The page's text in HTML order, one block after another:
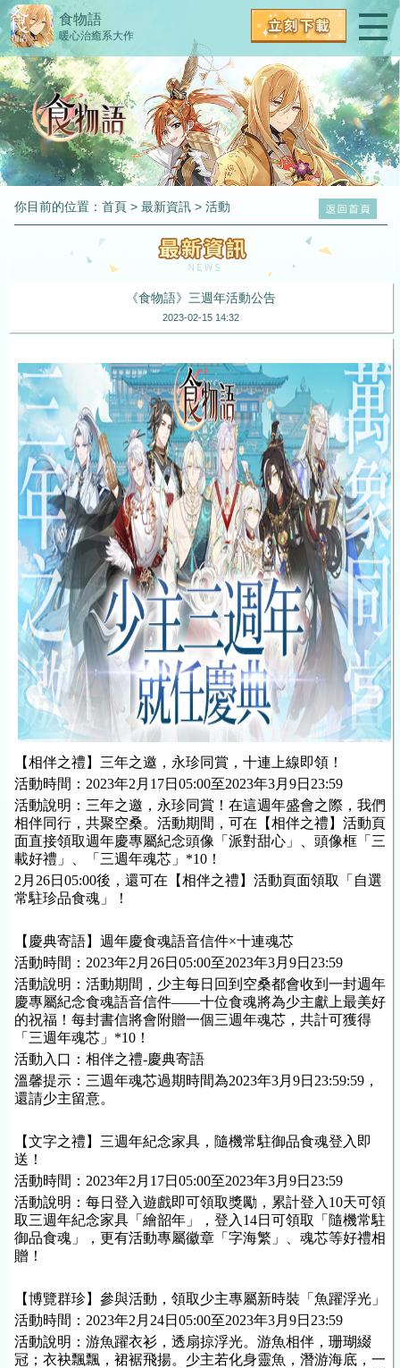
食物語
暖心治癒系大作
你目前的位置：首頁 >最新資訊 >活動
《食物語》三週年活動公告
2023-02-15 14:32
【相伴之禮】三年之邀，永珍同賞，十連上線即領！
活動時間：2023年2月17日05:00至2023年3月9日23:59
活動說明：三年之邀，永珍同賞！在這週年盛會之際，我們
相伴同行，共聚空桑。活動期間，可在【相伴之禮】活動頁
面直接領取週年慶專屬紀念頭像「派對甜心」、頭像框「三
載好禮」、「三週年魂芯」*10！
2月26日05:00後，還可在【相伴之禮】活動頁面領取「自選
常駐珍品食魂」！
【慶典寄語】週年慶食魂語音信件×十連魂芯
活動時間：2023年2月26日05:00至2023年3月9日23:59
活動說明：活動期間，少主每日回到空桑都會收到一封週年
慶專屬紀念食魂語音信件——十位食魂將為少主獻上最美好
的祝福！每封書信將會附贈一個三週年魂芯，共計可獲得
「三週年魂芯」*10！
活動入口：相伴之禮-慶典寄語
溫馨提示：三週年魂芯過期時間為2023年3月9日23:59:59，
還請少主留意。
【文字之禮】三週年紀念家具 ，隨機常駐御品食魂登入即
送！
活動時間：2023年2月17日05:00至2023年3月9日23:59
活動說明：每日登入遊戲即可領取獎勵，累計登入10天可領
取三週年紀念家具 「繪韶年」，登入14日可領取「隨機常駐
御品食魂」，更有活動專屬徽章「字海繁」、魂芯等好禮相
贈！
【博覽群珍】參與活動，領取少主專屬新時裝「魚躍浮光」
活動時間：2023年2月24日05:00至2023年3月9日23:59
活動說明：游魚躍衣衫，透扇掠浮光。游魚相伴，珊瑚綴
冠；衣袂飄飄，裙裾飛揚。少主若化身靈魚，潛游海底，一